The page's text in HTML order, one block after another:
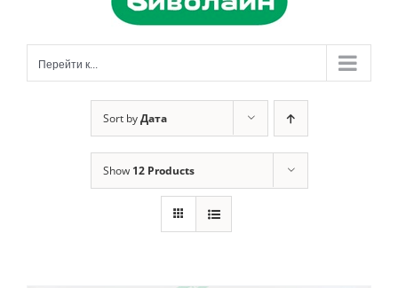
Перейти к...
Sort byДата
Show 12 Products